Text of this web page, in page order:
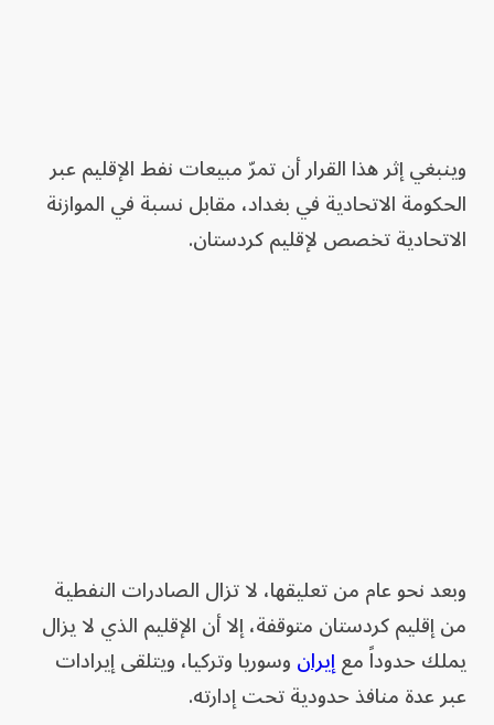
وينبغي إثر هذا القرار أن تمرّ مبيعات نفط الإقليم عبر
الحكومة الاتحادية في بغداد، مقابل نسبة في الموازنة
الاتحادية تخصص لإقليم كردستان.
وبعد نحو عام من تعليقها، لا تزال الصادرات النفطية
من إقليم كردستان متوقفة، إلا أن الإقليم الذي لا يزال
يملك حدوداً معإيرانوسوريا وتركيا، ويتلقى إيرادات
عبر عدة منافذ حدودية تحت إدارته.